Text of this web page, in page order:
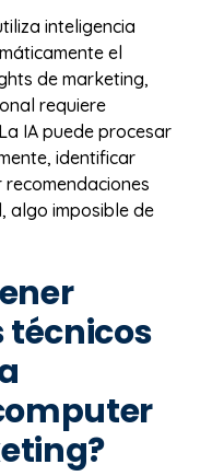
inteligencia
el
de marketing,
requiere
IA puede procesar
identificar
algo imposible de
técnicos